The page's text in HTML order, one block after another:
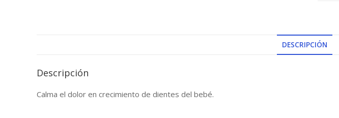
DESCRIPCIÓN
Descripción
Calma el dolor en crecimiento de dientes del bebé.